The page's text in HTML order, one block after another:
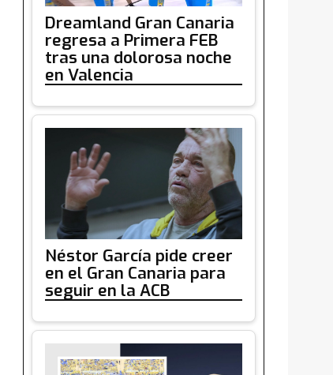
Dreamland Gran Canaria
regresa a Primera FEB
tras una dolorosa noche
en Valencia
Néstor García pide creer
en el Gran Canaria para
seguir en la ACB